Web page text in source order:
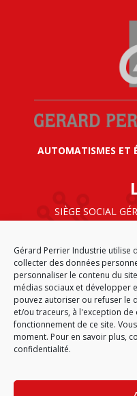
Gérard Perrier Industrie utilise
collecter des données
personnaliser le contenu du
médias sociaux et développer
pouvez autoriser ou refuser le
et/ou traceurs, à l'exception de
fonctionnement de ce site.
moment. Pour en savoir plus,
confidentialité.
AUTOMATISMES ET
SIÈGE SOCIAL
69125 LYON
ACCUEIL CGA
DONNÉES